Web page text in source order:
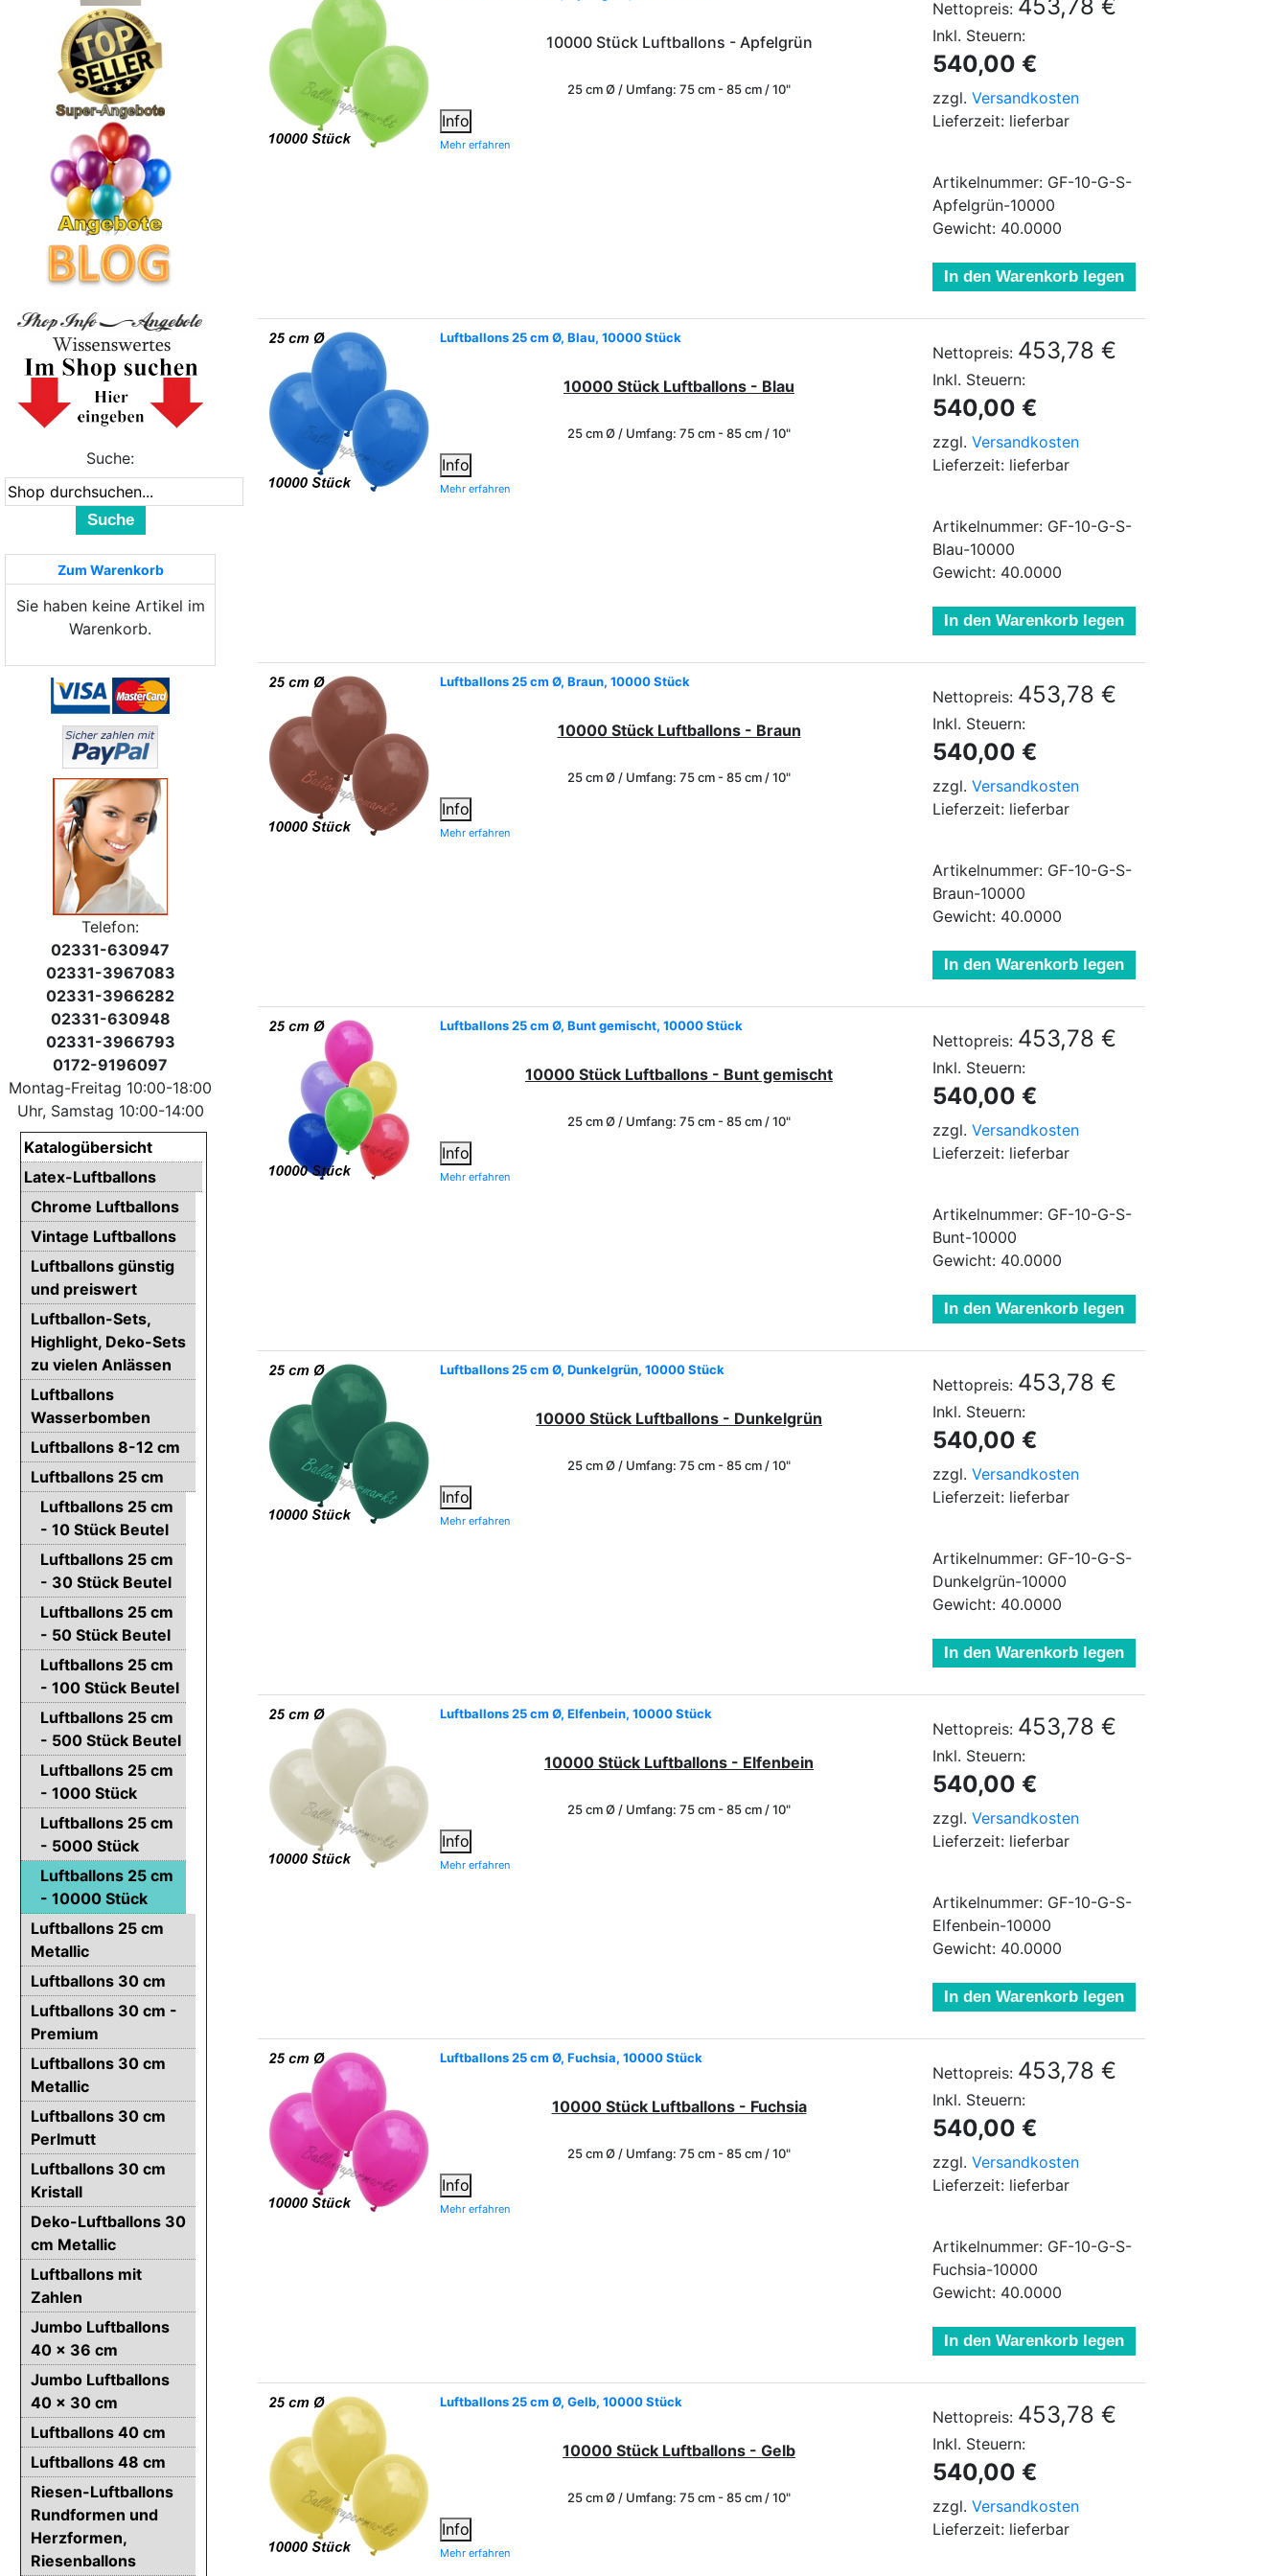
10000 Stück Luftballons - Apfelgrün
25 cm Ø / Umfang: 75 cm - 85 cm / 10"
Info
Mehr erfahren
Nettopreis: 453,78 €
Inkl. Steuern:
540,00 €
zzgl. Versandkosten
Lieferzeit: lieferbar
Artikelnummer: GF-10-G-S-
Apfelgrün-10000
Gewicht: 40.0000
In den Warenkorb legen
Luftballons 25 cm Ø, Blau, 10000 Stück
10000 Stück Luftballons - Blau
25 cm Ø / Umfang: 75 cm - 85 cm / 10"
Info
Mehr erfahren
Nettopreis: 453,78 €
Inkl. Steuern:
540,00 €
zzgl. Versandkosten
Lieferzeit: lieferbar
Artikelnummer: GF-10-G-S-
Blau-10000
Gewicht: 40.0000
In den Warenkorb legen
Luftballons 25 cm Ø, Braun, 10000 Stück
10000 Stück Luftballons - Braun
25 cm Ø / Umfang: 75 cm - 85 cm / 10"
Info
Mehr erfahren
Nettopreis: 453,78 €
Inkl. Steuern:
540,00 €
zzgl. Versandkosten
Lieferzeit: lieferbar
Artikelnummer: GF-10-G-S-
Braun-10000
Gewicht: 40.0000
In den Warenkorb legen
Luftballons 25 cm Ø, Bunt gemischt, 10000 Stück
10000 Stück Luftballons - Bunt gemischt
25 cm Ø / Umfang: 75 cm - 85 cm / 10"
Info
Mehr erfahren
Nettopreis: 453,78 €
Inkl. Steuern:
540,00 €
zzgl. Versandkosten
Lieferzeit: lieferbar
Artikelnummer: GF-10-G-S-
Bunt-10000
Gewicht: 40.0000
In den Warenkorb legen
Luftballons 25 cm Ø, Dunkelgrün, 10000 Stück
10000 Stück Luftballons - Dunkelgrün
25 cm Ø / Umfang: 75 cm - 85 cm / 10"
Info
Mehr erfahren
Nettopreis: 453,78 €
Inkl. Steuern:
540,00 €
zzgl. Versandkosten
Lieferzeit: lieferbar
Artikelnummer: GF-10-G-S-
Dunkelgrün-10000
Gewicht: 40.0000
In den Warenkorb legen
Luftballons 25 cm Ø, Elfenbein, 10000 Stück
10000 Stück Luftballons - Elfenbein
25 cm Ø / Umfang: 75 cm - 85 cm / 10"
Info
Mehr erfahren
Nettopreis: 453,78 €
Inkl. Steuern:
540,00 €
zzgl. Versandkosten
Lieferzeit: lieferbar
Artikelnummer: GF-10-G-S-
Elfenbein-10000
Gewicht: 40.0000
In den Warenkorb legen
Luftballons 25 cm Ø, Fuchsia, 10000 Stück
10000 Stück Luftballons - Fuchsia
25 cm Ø / Umfang: 75 cm - 85 cm / 10"
Info
Mehr erfahren
Nettopreis: 453,78 €
Inkl. Steuern:
540,00 €
zzgl. Versandkosten
Lieferzeit: lieferbar
Artikelnummer: GF-10-G-S-
Fuchsia-10000
Gewicht: 40.0000
In den Warenkorb legen
Luftballons 25 cm Ø, Gelb, 10000 Stück
10000 Stück Luftballons - Gelb
25 cm Ø / Umfang: 75 cm - 85 cm / 10"
Info
Mehr erfahren
Nettopreis: 453,78 €
Inkl. Steuern:
540,00 €
zzgl. Versandkosten
Lieferzeit: lieferbar
Suche:
Suche
Zum Warenkorb
Sie haben keine Artikel im
Warenkorb.
Telefon:
02331-630947
02331-3967083
02331-3966282
02331-630948
02331-3966793
0172-9196097
Montag-Freitag 10:00-18:00
Uhr, Samstag 10:00-14:00
Katalogübersicht
Latex-Luftballons
Chrome Luftballons
Vintage Luftballons
Luftballons günstig
und preiswert
Luftballon-Sets,
Highlight, Deko-Sets
zu vielen Anlässen
Luftballons
Wasserbomben
Luftballons 8-12 cm
Luftballons 25 cm
Luftballons 25 cm
- 10 Stück Beutel
Luftballons 25 cm
- 30 Stück Beutel
Luftballons 25 cm
- 50 Stück Beutel
Luftballons 25 cm
- 100 Stück Beutel
Luftballons 25 cm
- 500 Stück Beutel
Luftballons 25 cm
- 1000 Stück
Luftballons 25 cm
- 5000 Stück
Luftballons 25 cm
- 10000 Stück
Luftballons 25 cm
Metallic
Luftballons 30 cm
Luftballons 30 cm -
Premium
Luftballons 30 cm
Metallic
Luftballons 30 cm
Perlmutt
Luftballons 30 cm
Kristall
Deko-Luftballons 30
cm Metallic
Luftballons mit
Zahlen
Jumbo Luftballons
40 x 36 cm
Jumbo Luftballons
40 x 30 cm
Luftballons 40 cm
Luftballons 48 cm
Riesen-Luftballons
Rundformen und
Herzformen,
Riesenballons